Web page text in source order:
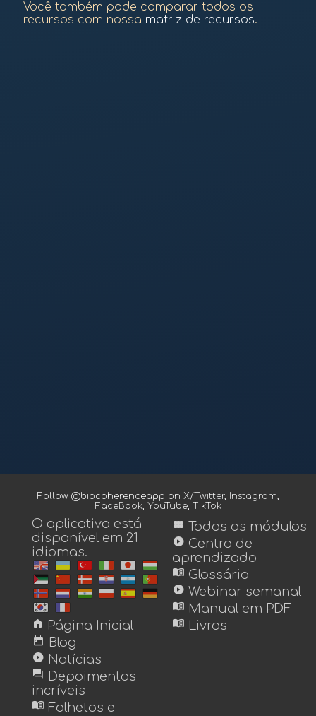
Você também pode comparar todos os
recursos com nossa matriz de recursos.
Follow @biocoherenceapp on X/Twitter, Instagram,
FaceBook, YouTube, TikTok
O aplicativo está
disponível em 21
idiomas.
home Página Inicial
today Blog
play_circle Notícias
forum Depoimentos
incríveis
menu_book Folhetos e
view_module Todos os módulos
play_circle Centro de
aprendizado
menu_book Glossário
play_circle Webinar semanal
menu_book Manual em PDF
menu_book Livros